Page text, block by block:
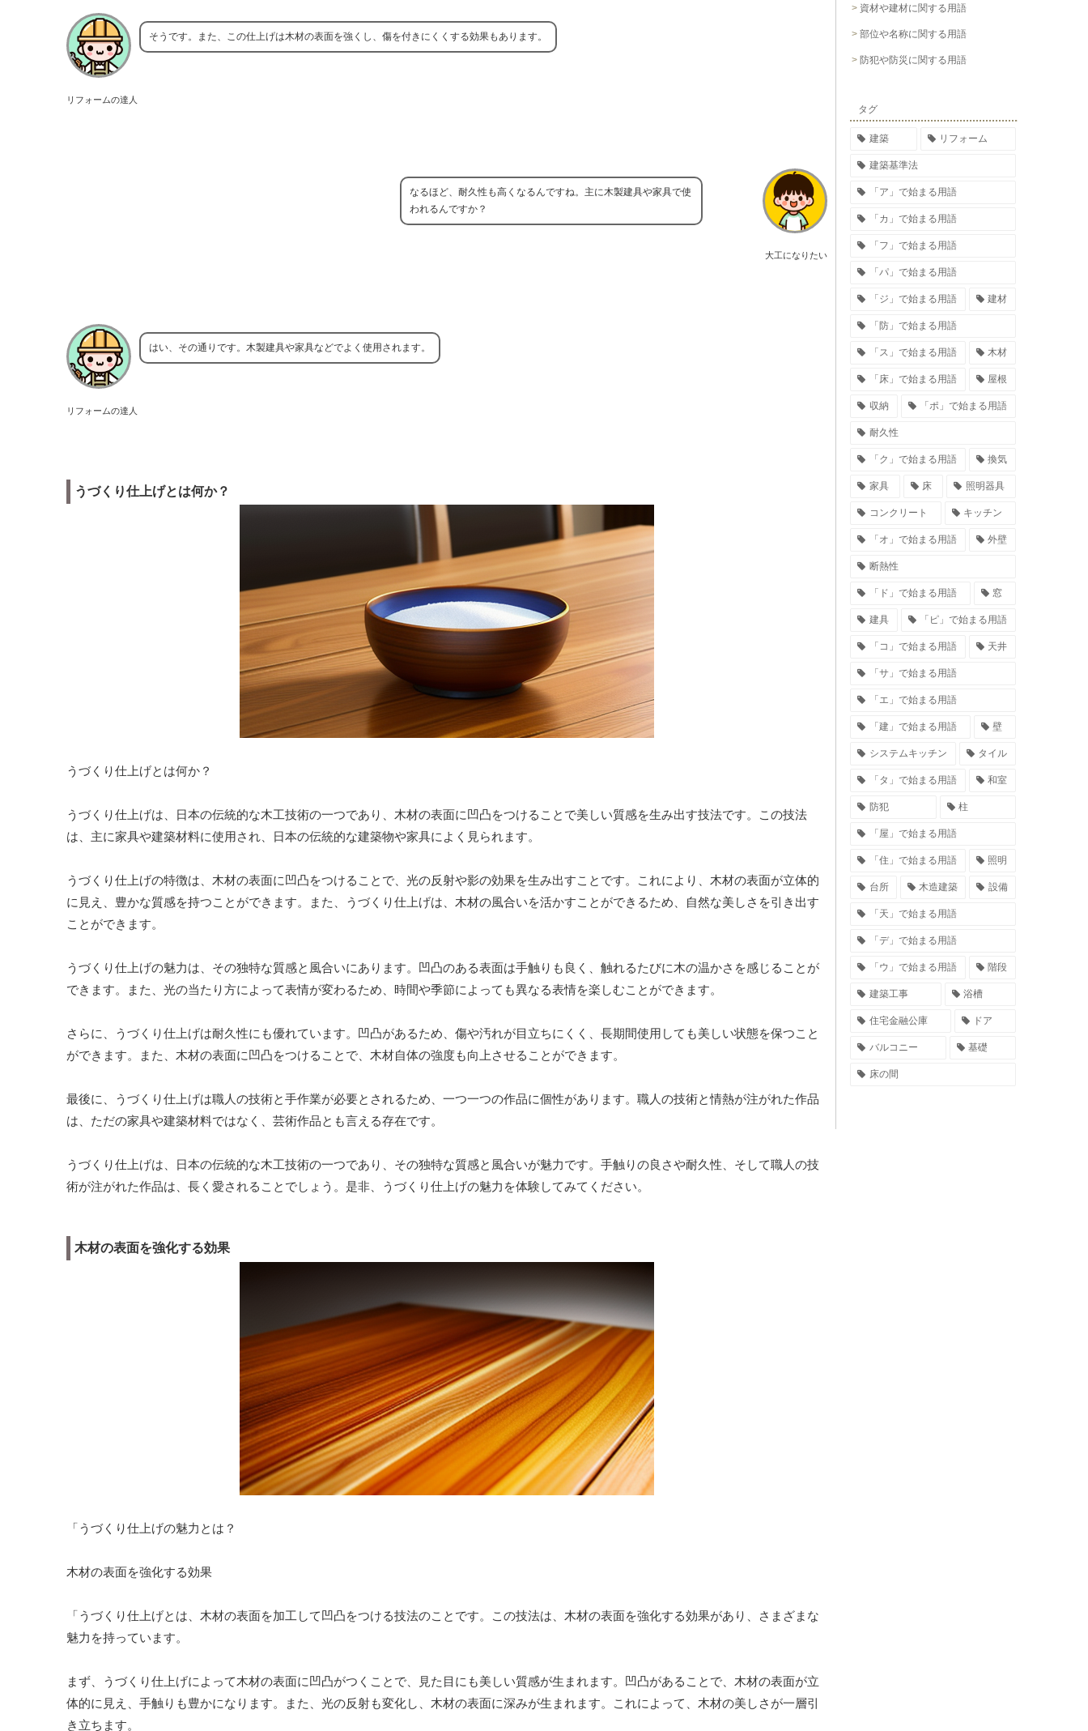
リフォームの達人
そうです。また、この仕上げは木材の表面を強くし、傷を付きにくくする効果もあります。
大工になりたい
なるほど、耐久性も高くなるんですね。主に木製建具や家具で使
われるんですか？
リフォームの達人
はい、その通りです。木製建具や家具などでよく使用されます。
うづくり仕上げとは何か？
うづくり仕上げとは何か？
うづくり仕上げは、日本の伝統的な木工技術の一つであり、木材の表面に凹凸をつけることで美しい質感を生み出す技法です。この技法
は、主に家具や建築材料に使用され、日本の伝統的な建築物や家具によく見られます。
うづくり仕上げの特徴は、木材の表面に凹凸をつけることで、光の反射や影の効果を生み出すことです。これにより、木材の表面が立体的
に見え、豊かな質感を持つことができます。また、うづくり仕上げは、木材の風合いを活かすことができるため、自然な美しさを引き出す
ことができます。
うづくり仕上げの魅力は、その独特な質感と風合いにあります。凹凸のある表面は手触りも良く、触れるたびに木の温かさを感じることが
できます。また、光の当たり方によって表情が変わるため、時間や季節によっても異なる表情を楽しむことができます。
さらに、うづくり仕上げは耐久性にも優れています。凹凸があるため、傷や汚れが目立ちにくく、長期間使用しても美しい状態を保つこと
ができます。また、木材の表面に凹凸をつけることで、木材自体の強度も向上させることができます。
最後に、うづくり仕上げは職人の技術と手作業が必要とされるため、一つ一つの作品に個性があります。職人の技術と情熱が注がれた作品
は、ただの家具や建築材料ではなく、芸術作品とも言える存在です。
うづくり仕上げは、日本の伝統的な木工技術の一つであり、その独特な質感と風合いが魅力です。手触りの良さや耐久性、そして職人の技
術が注がれた作品は、長く愛されることでしょう。是非、うづくり仕上げの魅力を体験してみてください。
木材の表面を強化する効果
「うづくり仕上げの魅力とは？
木材の表面を強化する効果
「うづくり仕上げとは、木材の表面を加工して凹凸をつける技法のことです。この技法は、木材の表面を強化する効果があり、さまざまな
魅力を持っています。
まず、うづくり仕上げによって木材の表面に凹凸がつくことで、見た目にも美しい質感が生まれます。凹凸があることで、木材の表面が立
体的に見え、手触りも豊かになります。また、光の反射も変化し、木材の表面に深みが生まれます。これによって、木材の美しさが一層引
き立ちます。
資材や建材に関する用語
部位や名称に関する用語
防犯や防災に関する用語
タグ
建築 リフォーム
建築基準法
「ア」で始まる用語
「カ」で始まる用語
「フ」で始まる用語
「パ」で始まる用語
「ジ」で始まる用語 建材
「防」で始まる用語
「ス」で始まる用語 木材
「床」で始まる用語 屋根
収納 「ポ」で始まる用語
耐久性
「ク」で始まる用語 換気
家具 床 照明器具
コンクリート キッチン
「オ」で始まる用語 外壁
断熱性
「ド」で始まる用語 窓
建具 「ピ」で始まる用語
「コ」で始まる用語 天井
「サ」で始まる用語
「エ」で始まる用語
「建」で始まる用語 壁
システムキッチン タイル
「タ」で始まる用語 和室
防犯 柱
「屋」で始まる用語
「住」で始まる用語 照明
台所 木造建築 設備
「天」で始まる用語
「デ」で始まる用語
「ウ」で始まる用語 階段
建築工事 浴槽
住宅金融公庫 ドア
バルコニー 基礎
床の間